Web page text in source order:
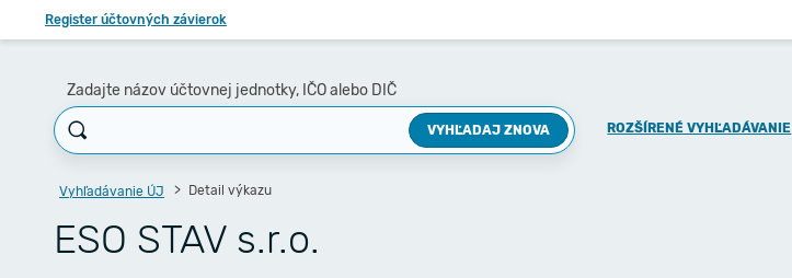
Register účtovných závierok
Zadajte názov účtovnej jednotky, IČO alebo DIČ
VYHĽADAJ ZNOVA ROZŠÍRENÉ VYHĽADÁVANIE
Vyhľadávanie ÚJ Detail výkazu
ESO STAV s.r.o.